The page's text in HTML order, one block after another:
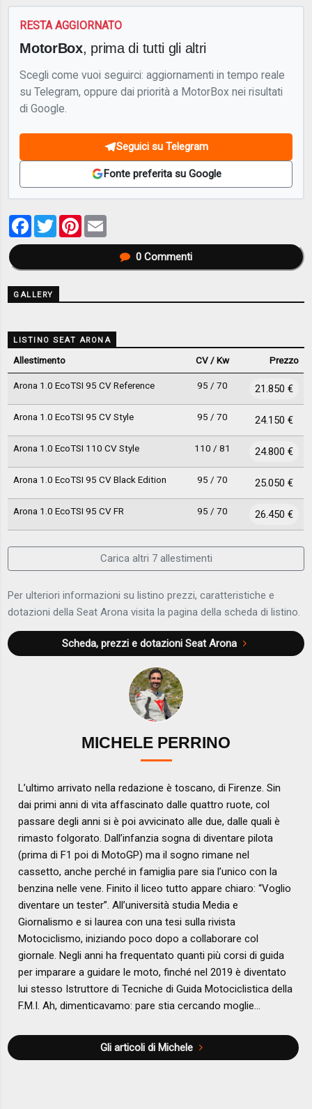
RESTA AGGIORNATO
MotorBox, prima di tutti gli altri
Scegli come vuoi seguirci: aggiornamenti in tempo reale
su Telegram, oppure dai priorità a MotorBox nei risultati
di Google.
Seguici su Telegram
Fonte preferita su Google
Facebook
TwitterPinterest
0Commenti
GALLERY
LISTINO SEAT ARONA
Allestimento CV / Kw Prezzo
Arona 1.0 EcoTSI 95 CV Reference 95 / 70 21.850 €
Arona 1.0 EcoTSI 95 CV Style 95 / 70 24.150 €
Arona 1.0 EcoTSI 110 CV Style 110 / 81 24.800 €
Arona 1.0 EcoTSI 95 CV Black Edition 95 / 70 25.050 €
Arona 1.0 EcoTSI 95 CV FR 95 / 70 26.450 €
Carica altri 7 allestimenti
Per ulteriori informazioni su listino prezzi, caratteristiche e
dotazioni della Seat Arona visita la pagina della scheda di listino.
Scheda, prezzi e dotazioniSeat Arona
MICHELE PERRINO
L’ultimo arrivato nella redazione è toscano, di Firenze. Sin
dai primi anni di vita affascinato dalle quattro ruote, col
passare degli anni si è poi avvicinato alle due, dalle quali è
rimasto folgorato. Dall’infanzia sogna di diventare pilota
(prima di F1 poi di MotoGP) ma il sogno rimane nel
cassetto, anche perché in famiglia pare sia l’unico con la
benzina nelle vene. Finito il liceo tutto appare chiaro: “Voglio
diventare un tester”. All’università studia Media e
Giornalismo e si laurea con una tesi sulla rivista
Motociclismo, iniziando poco dopo a collaborare col
giornale. Negli anni ha frequentato quanti più corsi di guida
per imparare a guidare le moto, finché nel 2019 è diventato
lui stesso Istruttore di Tecniche di Guida Motociclistica della
F.M.I. Ah, dimenticavamo: pare stia cercando moglie…
Gli articoli di Michele